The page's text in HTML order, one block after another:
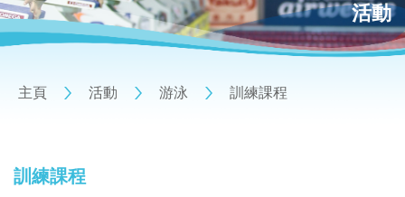
活動
主頁 活動 游泳 訓練課程
訓練課程